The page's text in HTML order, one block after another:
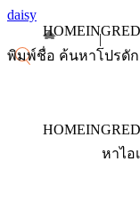
daisy
HOME
HOME
หาไอ